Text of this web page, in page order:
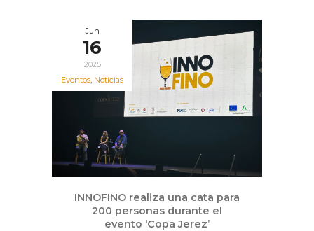
Jun
16
2025
Eventos, Noticias
INNOFINO realiza una cata para
200 personas durante el
evento ‘Copa Jerez’